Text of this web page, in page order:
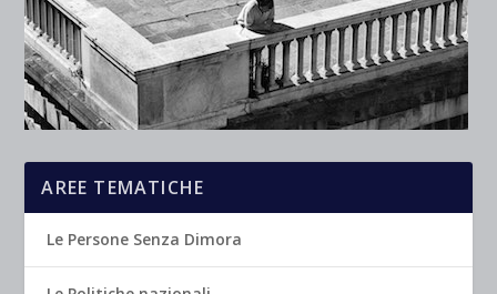
AREE TEMATICHE
Le Persone Senza Dimora